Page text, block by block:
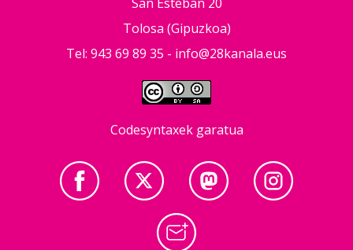
Tolosa (Gipuzkoa)
Tel: 943 69 89 35 - info@28kanala.eus
Codesyntaxek garatua